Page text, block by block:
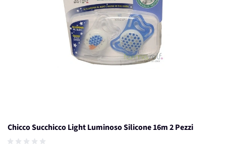
Chicco Succhicco Light Luminoso Silicone 16m 2 Pezzi